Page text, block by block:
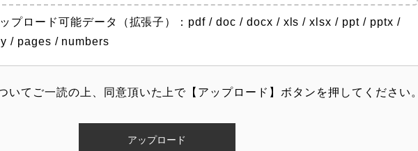
プロード可能データ（拡張子）：pdf / doc / docx / xls / xlsx / ppt / pptx /
/ pages / numbers
いてご一読の上、同意頂いた上で【アップロード】ボタンを押してください。